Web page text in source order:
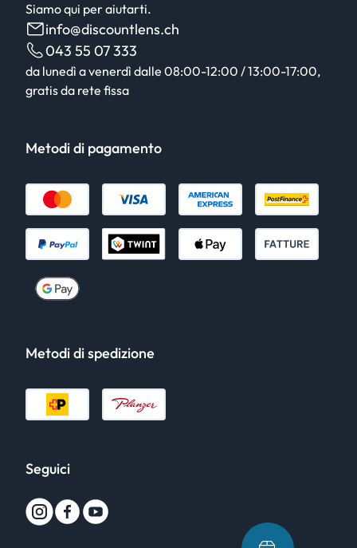
Siamo qui per aiutarti.
info@discountlens.ch
043 55 07 333
da lunedì a venerdì dalle 08:00-12:00 / 13:00-17:00,
gratis da rete fissa
Metodi di pagamento
Metodi di spedizione
Seguici